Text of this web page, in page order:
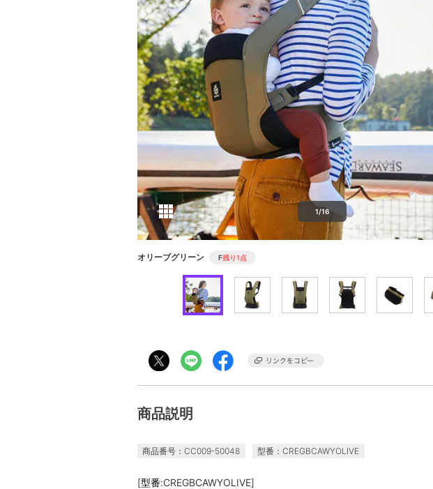
1/16
オリーブグリーン F残り1点
商品説明
商品番号：CC009-50048 型番：CREGBCAWYOLIVE
[型番:CREGBCAWYOLIVE]